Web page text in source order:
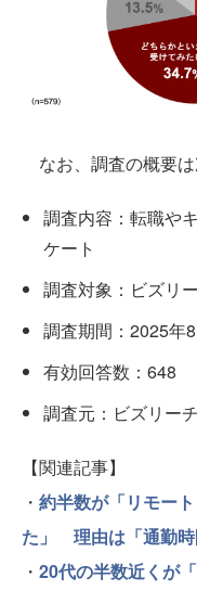
なお、調査の概要は
調査内容：転職や
ケート
調査対象：ビズリ
調査期間：2025年
有効回答数：648
調査元：ビズリー
【関連記事】
・ 約半数が「リモー
た」 理由は「通勤
・ 20代の半数近くが